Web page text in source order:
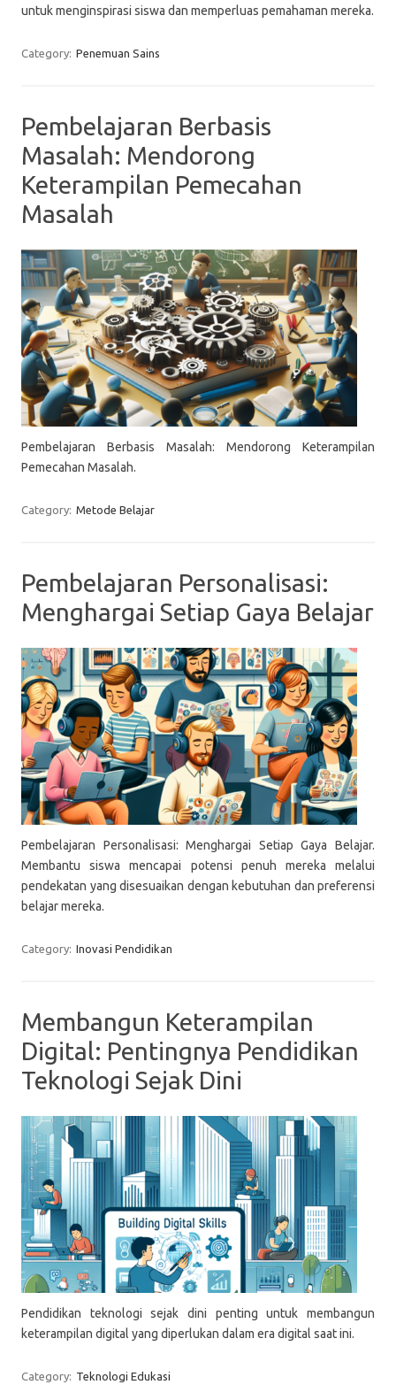
untuk menginspirasi siswa dan memperluas pemahaman mereka.
Category: Penemuan Sains
Pembelajaran Berbasis
Masalah: Mendorong
Keterampilan Pemecahan
Masalah
Pembelajaran Berbasis Masalah: Mendorong Keterampilan
Pemecahan Masalah.
Category: Metode Belajar
Pembelajaran Personalisasi:
Menghargai Setiap Gaya Belajar
Pembelajaran Personalisasi: Menghargai Setiap Gaya Belajar.
Membantu siswa mencapai potensi penuh mereka melalui
pendekatan yang disesuaikan dengan kebutuhan dan preferensi
belajar mereka.
Category: Inovasi Pendidikan
Membangun Keterampilan
Digital: Pentingnya Pendidikan
Teknologi Sejak Dini
Pendidikan teknologi sejak dini penting untuk membangun
keterampilan digital yang diperlukan dalam era digital saat ini.
Category: Teknologi Edukasi